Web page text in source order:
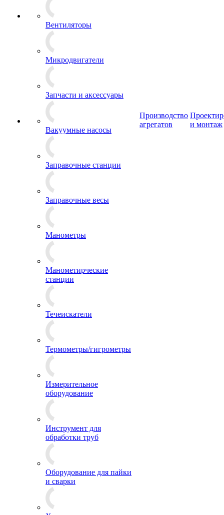
Вентиляторы
Микродвигатели
Запчасти и аксессуары
Вакуумные насосы
Заправочные станции
Заправочные весы
Манометры
Манометирческие
станции
Течеискатели
Термометры/гигрометры
Измерительное
оборудование
Инструмент для
обработки труб
Оборудование для пайки
и сварки
Производство
агрегатов
и монтаж